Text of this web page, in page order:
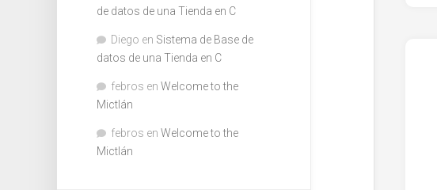
de datos de una Tienda en C
Diego en Sistema de Base de
datos de una Tienda en C
febros en Welcome to the
Mictlán
febros en Welcome to the
Mictlán